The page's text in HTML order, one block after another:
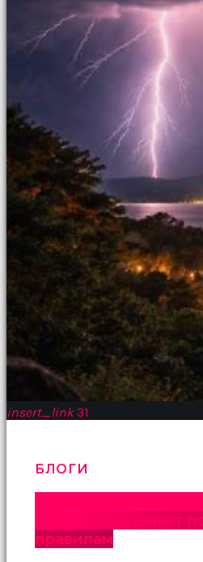
insert_link 31
БЛОГИ
Земле гроза живет
правилам